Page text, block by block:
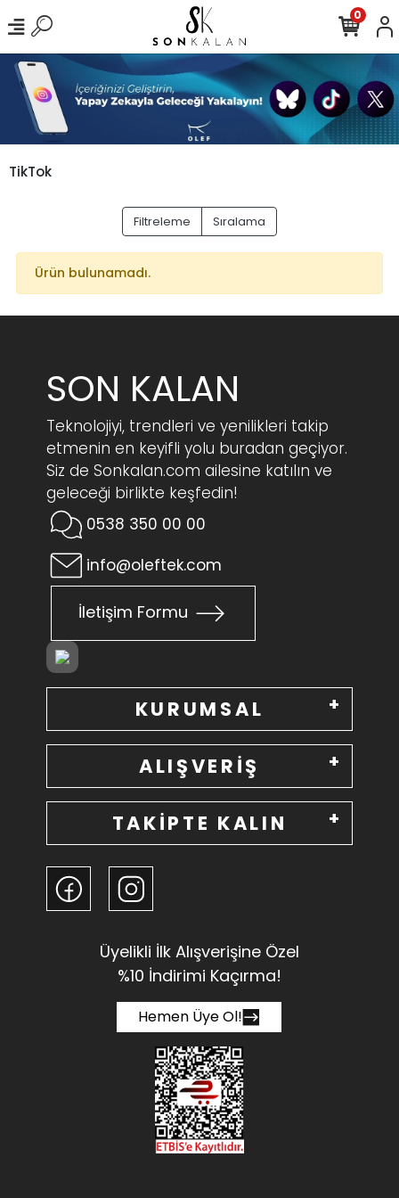
0
TikTok
Filtreleme Sıralama
Ürün bulunamadı.
SON KALAN
Teknolojiyi, trendleri ve yenilikleri takip
etmenin en keyifli yolu buradan geçiyor.
Siz de Sonkalan.com ailesine katılın ve
geleceği birlikte keşfedin!
0538 350 00 00
info@oleftek.com
İletişim Formu
KURUMSAL
ALIŞVERİŞ
TAKİPTE KALIN
Üyelikli İlk Alışverişine Özel
%10 İndirimi Kaçırma!
Hemen Üye Ol!